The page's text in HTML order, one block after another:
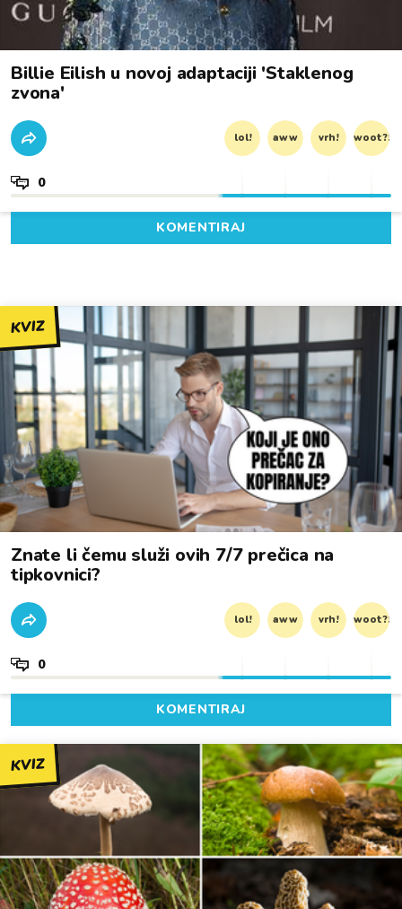
Billie Eilish u novoj adaptaciji 'Staklenog
zvona'
lol! aww vrh! woot?!
0
KOMENTIRAJ
KVIZ
Znate li čemu služi ovih 7/7 prečica na
tipkovnici?
lol! aww vrh! woot?!
0
KOMENTIRAJ
KVIZ